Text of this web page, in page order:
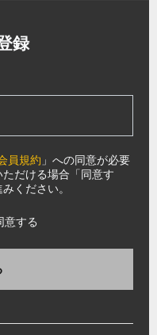
録
員規約 」への同意が必要
だける場合「同意す
ください。
意する